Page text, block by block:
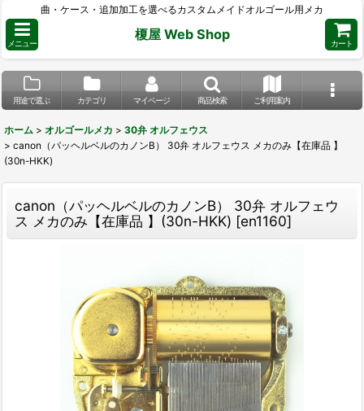
曲・ケース・追加加工を選べるカスタムメイドオルゴール用メカ
メニュー
榎屋 Web Shop
カート
用途で選ぶ カテゴリ マイページ 商品検索 ご利用案内
ホーム > オルゴールメカ > 30弁 オルフェウス
> canon（パッヘルベルのカノンB） 30弁 オルフェウス メカのみ【在庫品 】
(30n-HKK)
canon（パッヘルベルのカノンB） 30弁 オルフェウ
ス メカのみ【在庫品 】(30n-HKK) [en1160]